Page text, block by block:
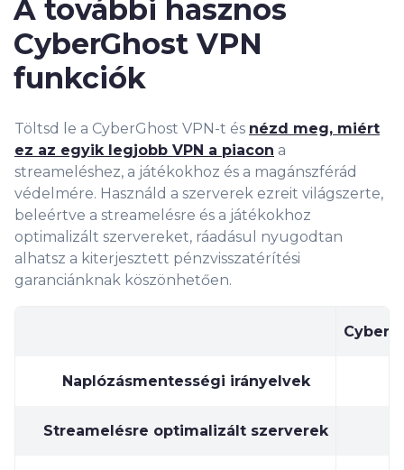
A további hasznos
CyberGhost VPN
funkciók
Töltsd le a CyberGhost VPN-t és nézd meg, miért
ez az egyik legjobb VPN a piacon a
streameléshez, a játékokhoz és a magánszférád
védelmére. Használd a szerverek ezreit világszerte,
beleértve a streamelésre és a játékokhoz
optimalizált szervereket, ráadásul nyugodtan
alhatsz a kiterjesztett pénzvisszatérítési
garanciánknak köszönhetően.
Naplózásmentességi irányelvek
Streamelésre optimalizált szerverek